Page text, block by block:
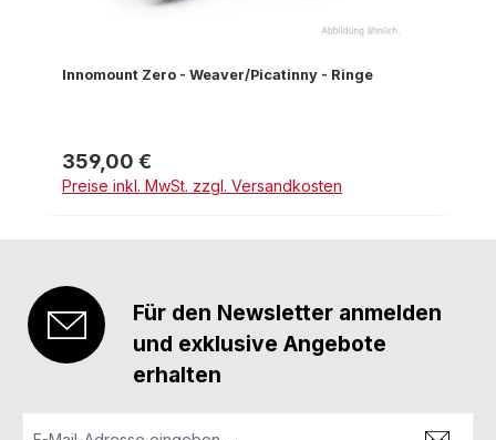
Innomount Zero - Weaver/Picatinny - Ringe
Regulärer Preis:
359,00 €
Preise inkl. MwSt. zzgl. Versandkosten
Für den Newsletter anmelden
und exklusive Angebote
erhalten